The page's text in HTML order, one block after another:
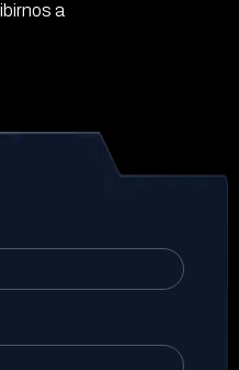
a